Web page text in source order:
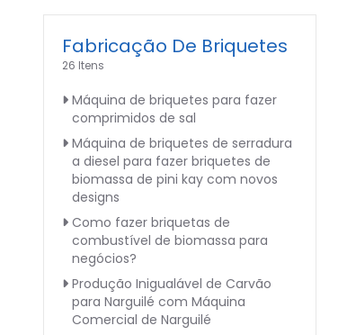
Fabricação De Briquetes
26 Itens
Máquina de briquetes para fazer
comprimidos de sal
Máquina de briquetes de serradura
a diesel para fazer briquetes de
biomassa de pini kay com novos
designs
Como fazer briquetas de
combustível de biomassa para
negócios?
Produção Inigualável de Carvão
para Narguilé com Máquina
Comercial de Narguilé